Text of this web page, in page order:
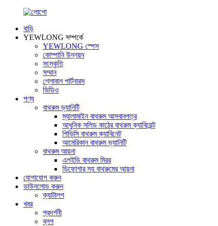
বাড়ি
YEWLONG সম্পর্কে
YEWLONG স্পেস
কোম্পানি উন্নয়ন
সংস্কৃতি
সম্মান
গ্লোবাল পার্টনারস
ভিডিও
পণ্য
বাথরুম ভ্যানিটি
ম্যালামাইন বাথরুম আসবাবপত্র
আধুনিক সলিড কাঠের বাথরুম ক্যাবিয়েন্ট
পিভিসি বাথরুম ক্যাবিনেট
আমেরিকান বাথরুম ভ্যানিটি
বাথরুম আয়না
এলইডি বাথরুম মিরর
ডিফোগার সহ বাথরুমের আয়না
যোগাযোগ করুন
ডাউনলোড করুন
ক্যাটালগ
খবর
প্রদর্শনী
ব্লগ